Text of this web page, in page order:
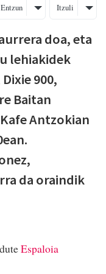
Entzun Itzuli
doa, eta
lehiakidek
900,
Baitan
Antzokian
da oraindik
Espaloia